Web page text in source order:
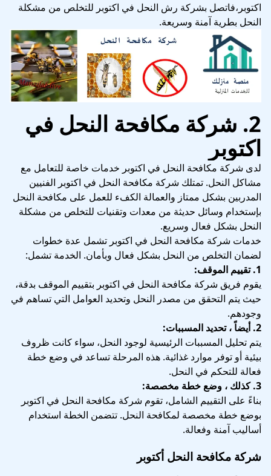
اكتوبر،فاتصل بشركة رش النحل في اكتوبر للتخلص من مشكلة
النحل بطرية آمنة وسريعة.
2. شركة مكافحة النحل في
اكتوبر
لدى شركة مكافحة النحل في اكتوبر خدمات خاصة للتعامل مع
مشاكل النحل. تمتلك شركة مكافحة النحل في اكتوبر الفنيين
المدربين بشكل ممتاز والعمالة الكفء للعمل على مكافحة النحل
بإستخدام وسائل حديثة من معدات وتقنيات للتخلص من مشكلة
النحل بشكل فعال وسريع.
خدمات شركة مكافحة النحل في اكتوبر تشمل عدة خطوات
لضمان التخلص من النحل بشكل فعال وبأمان. الخدمة تشمل:
1. تقييم الموقف:
يقوم فريق شركة مكافحة النحل في اكتوبر بتقييم الموقف بدقة،
حيث يتم التحقق من مصدر النحل وتحديد العوامل التي تساهم في
وجودهم.
2. أيضاً ، تحديد المسببات:
يتم تحليل المسببات الرئيسية لوجود النحل، سواء كانت ظروف
بيئية أو توفر موارد غذائية. هذه المرحلة تساعد في وضع خطة
فعالة للتحكم في النحل.
3. كذلك ، وضع خطة مخصصة:
بناءً على التقييم الشامل، تقوم شركة مكافحة النحل في اكتوبر
بوضع خطة مخصصة لمكافحة النحل. تتضمن الخطة استخدام
أساليب آمنة وفعالة.
شركة مكافحة النحل أكتوبر